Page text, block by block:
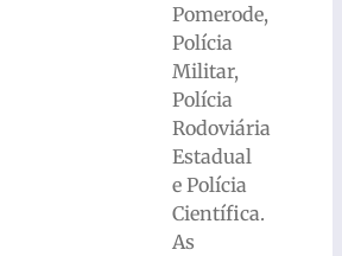
Pomerode,
Polícia
Militar,
Polícia
Rodoviária
Estadual
e Polícia
Científica.
As